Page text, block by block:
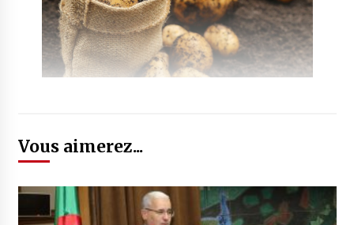
Vous aimerez...